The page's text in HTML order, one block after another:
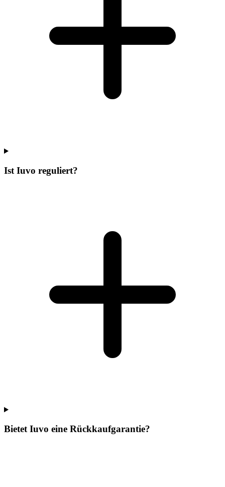
Ist Iuvo reguliert?
Bietet Iuvo eine Rückkaufgarantie?